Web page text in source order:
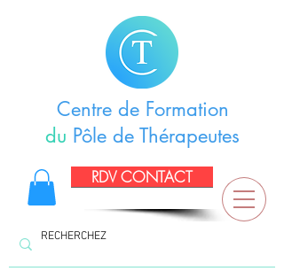
Centre de Formation
du Pôle de Thérapeutes
RDV CONTACT